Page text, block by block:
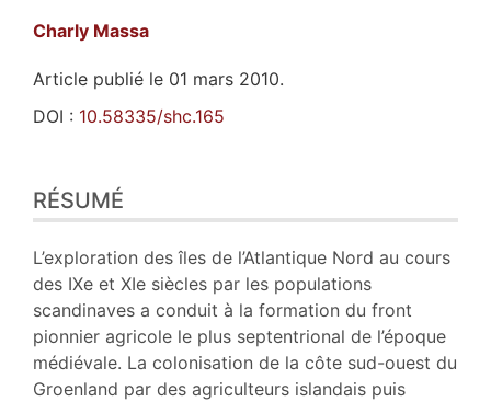
Charly Massa
Article publié le 01 mars 2010.
DOI : 10.58335/shc.165
Plan
Texte
Bibliographie
Annexe
Notes
Illustrations
Citer cet article
Auteur
RÉSUMÉ
L’exploration des îles de l’Atlantique Nord au cours
des IXe et XIe siècles par les populations
scandinaves a conduit à la formation du front
pionnier agricole le plus septentrional de l’époque
médiévale. La colonisation de la côte sud-ouest du
Groenland par des agriculteurs islandais puis